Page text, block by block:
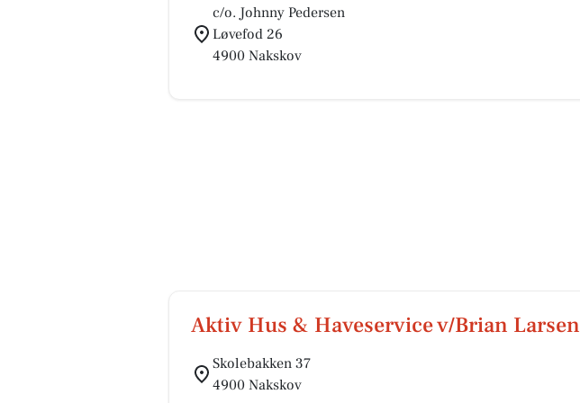
c/o. Johnny Pedersen
Løvefod 26
4900 Nakskov
Aktiv Hus & Haveservice v/Brian Larsen
Skolebakken 37
4900 Nakskov